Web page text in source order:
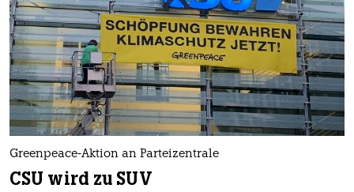
Greenpeace-Aktion an Parteizentrale
CSU wird zu SUV